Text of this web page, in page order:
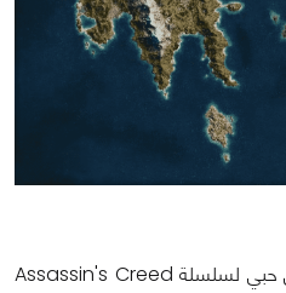
آسف إن كنت أطلت عليكم ولكن حبي لسلسلة Assassin's Creed